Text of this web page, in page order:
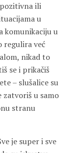
ili
u
komunikaciju u
regulira već
nikad to
se i prikačiš
– slušalice su
zatvoriš u samo
stranu
je super i sve